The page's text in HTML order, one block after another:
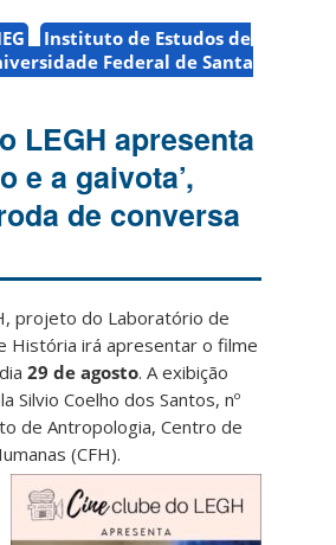
Instituto de Estudos de
Federal de Santa
LEGH apresenta
e a gaivota’,
de conversa
projeto do Laboratório de
História irá apresentar o filme
29 de agosto. A exibição
Silvio Coelho dos Santos, nº
de Antropologia, Centro de
(CFH).